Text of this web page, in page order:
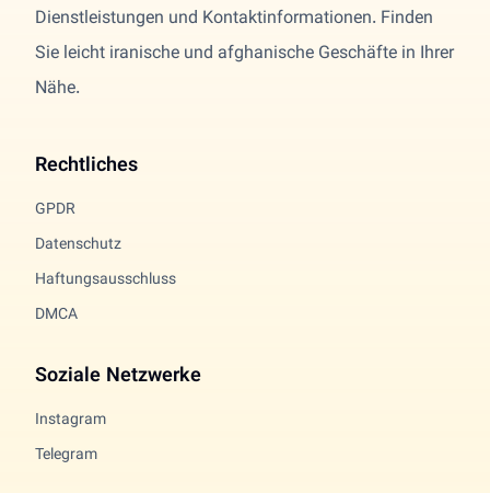
Dienstleistungen und Kontaktinformationen. Finden
Sie leicht iranische und afghanische Geschäfte in Ihrer
Nähe.
Rechtliches
GPDR
Datenschutz
Haftungsausschluss
DMCA
Soziale Netzwerke
Instagram
Telegram